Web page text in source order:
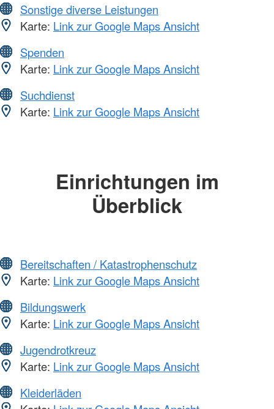
Sonstige diverse Leistungen
Karte: Link zur Google Maps Ansicht
Spenden
Karte: Link zur Google Maps Ansicht
Suchdienst
Karte: Link zur Google Maps Ansicht
Einrichtungen im
Überblick
Bereitschaften / Katastrophenschutz
Karte: Link zur Google Maps Ansicht
Bildungswerk
Karte: Link zur Google Maps Ansicht
Jugendrotkreuz
Karte: Link zur Google Maps Ansicht
Kleiderläden